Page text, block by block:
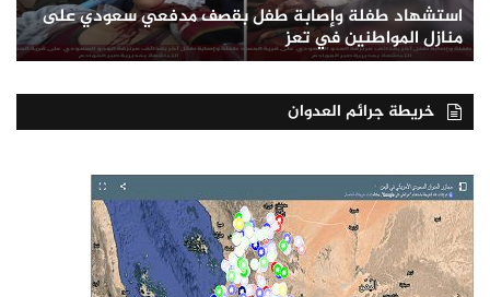
استشهاد طفلة وإصابة طفل بقصف مدفعي سعودي على
منازل المواطنين في تعز
خريطة جرائم العدوان